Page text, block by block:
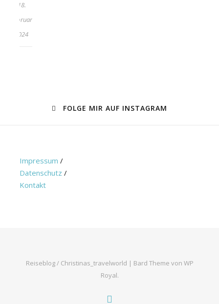
18.
Februar
2024
FOLGE MIR AUF INSTAGRAM
Impressum /
Datenschutz /
Kontakt
Reiseblog / Christinas_travelworld | Bard Theme von WP
Royal.